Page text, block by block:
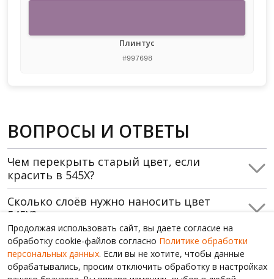
Плинтус
#997698
ВОПРОСЫ И ОТВЕТЫ
Чем перекрыть старый цвет, если
красить в 545X?
Сколько слоёв нужно наносить цвет
545X?
Где использовать 545X, какие
помещения?
Продолжая использовать сайт, вы даете согласие на
обработку cookie-файлов согласно Политике обработки
персональных данных. Если вы не хотите, чтобы данные
обрабатывались, просим отключить обработку в настройках